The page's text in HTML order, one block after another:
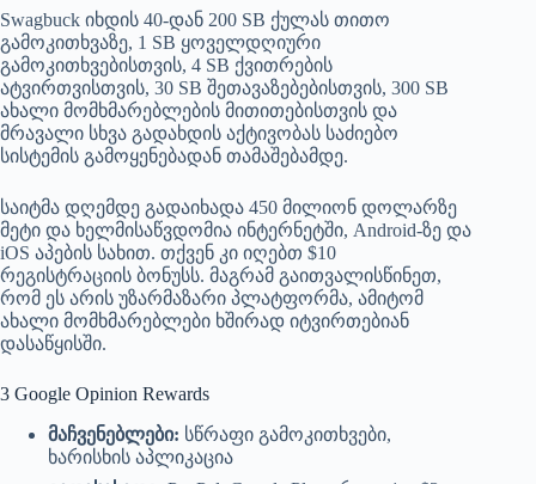
Swagbuck იხდის 40-დან 200 SB ქულას თითო
გამოკითხვაზე, 1 SB ყოველდღიური
გამოკითხვებისთვის, 4 SB ქვითრების
ატვირთვისთვის, 30 SB შეთავაზებებისთვის, 300 SB
ახალი მომხმარებლების მითითებისთვის და
მრავალი სხვა გადახდის აქტივობას საძიებო
სისტემის გამოყენებადან თამაშებამდე.
საიტმა დღემდე გადაიხადა 450 მილიონ დოლარზე
მეტი და ხელმისაწვდომია ინტერნეტში, Android-ზე და
iOS აპების სახით. თქვენ კი იღებთ $10
რეგისტრაციის ბონუსს. მაგრამ გაითვალისწინეთ,
რომ ეს არის უზარმაზარი პლატფორმა, ამიტომ
ახალი მომხმარებლები ხშირად იტვირთებიან
დასაწყისში.
3 Google Opinion Rewards
მაჩვენებლები: სწრაფი გამოკითხვები,
ხარისხის აპლიკაცია